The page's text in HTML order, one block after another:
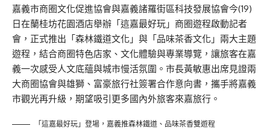
嘉義市商圈文化促進協會與嘉義諸羅街區科技發展協會今(19)
日在蘭桂坊花園酒店舉辦「這嘉最好玩」商圈遊程啟動記者
會，正式推出「森林鐵道文化」與「品味茶香文化」兩大主題
遊程，結合商圈特色店家、文化體驗與專業導覽，讓旅客在嘉
義一次感受人文底蘊與城市慢活氛圍。市長黃敏惠出席見證兩
大商圈協會與雄獅、富豪旅行社簽署合作意向書，攜手將嘉義
市觀光再升級，期望吸引更多國內外旅客來嘉旅行。
「這嘉最好玩」登場，嘉義推森林鐵道、品味茶香雙遊程